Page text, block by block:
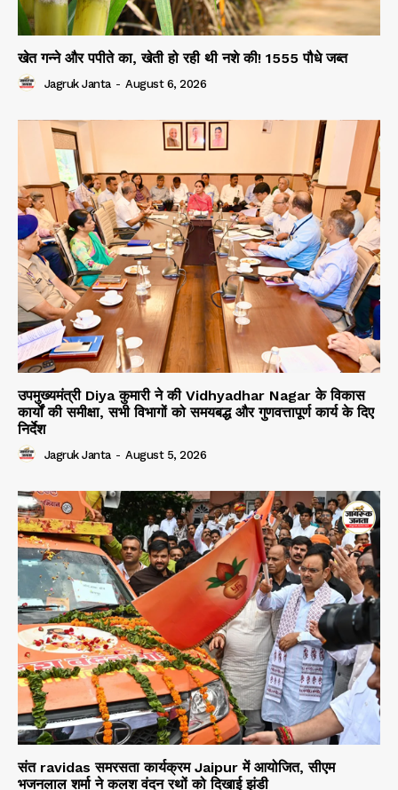
खेत गन्ने और पपीते का, खेती हो रही थी नशे की! 1555 पौधे जब्त
Jagruk Janta - August 6, 2026
उपमुख्यमंत्री Diya कुमारी ने की Vidhyadhar Nagar के विकास
कार्यों की समीक्षा, सभी विभागों को समयबद्ध और गुणवत्तापूर्ण कार्य के दिए
निर्देश
Jagruk Janta - August 5, 2026
संत ravidas समरसता कार्यक्रम Jaipur में आयोजित, सीएम
भजनलाल शर्मा ने कलश वंदन रथों को दिखाई झंडी